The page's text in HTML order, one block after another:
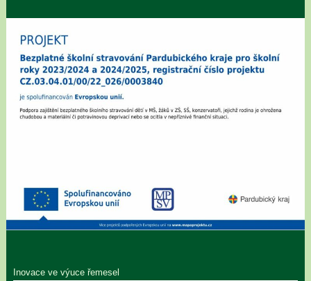
Inovace ve výuce řemesel